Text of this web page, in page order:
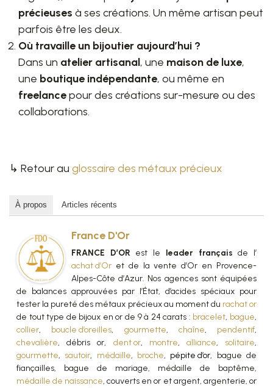
précieuses à ses créations. Un même artisan peut
parfois être les deux.
Où travaille un bijoutier aujourd’hui ?
Dans un atelier artisanal, une maison de luxe,
une boutique indépendante, ou même en
freelancepour des créations sur-mesure ou des
collaborations.
↳ Retour au glossaire des métaux précieux
À propos Articles récents
France D'Or
FRANCE D’OR est le leader français de l’
achat d’Or et de la vente d’Or en Provence-
Alpes-Côte d’Azur. Nos agences sont équipées
de balances approuvées par l’État, d’acides spéciaux pour
tester la pureté des métaux précieux au moment du rachat or
de tout type de bijoux en or de 9 à 24 carats : bracelet, bague,
collier, boucle d’oreilles, gourmette, chaîne, pendentif,
chevalière, débris or, dent or, montre, alliance, solitaire,
gourmette, sautoir, médaille, broche, pépite d’or, bague de
fiançailles, bague de mariage, médaille de baptême,
médaille de naissance, couverts en or et argent, argenterie, or